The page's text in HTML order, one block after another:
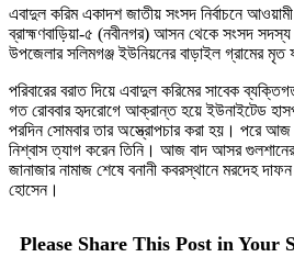
এবাদুল করিম একাদশ জাতীয় সংসদ নির্বাচনে
ব্রাহ্মণবাড়িয়া-৫ (নবীনগর) আসন থেকে সংসদ সদস্য
উপজেলার সলিমগঞ্জ ইউনিয়নের বাড়াইল গ্রামের
পরিবারের বরাত দিয়ে এবাদুল করিমের সাবেক
গত রোববার হৃদরোগে আক্রান্ত হয়ে ইউনাইটেড
পরদিন সোমবার তার অস্ত্রোপচার করা হয়। পরে আজ
নিশ্বাস ত্যাগ করেন তিনি। আজ বাদ আসর
জানাজার নামাজ শেষে বনানী কবরস্থানে মরদেহ
হোসেন।
Please Share This Post in Your